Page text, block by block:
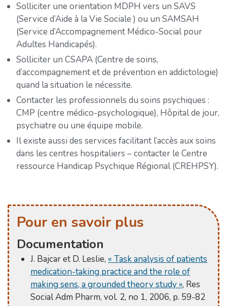
Solliciter une orientation MDPH vers un SAVS
(Service d’Aide à la Vie Sociale ) ou un SAMSAH
(Service d’Accompagnement Médico-Social pour
Adultes Handicapés).
Solliciter un CSAPA (Centre de soins,
d’accompagnement et de prévention en addictologie)
quand la situation le nécessite.
Contacter les professionnels du soins psychiques :
CMP (centre médico-psychologique), Hôpital de jour,
psychiatre ou une équipe mobile.
Il existe aussi des services facilitant l’accès aux soins
dans les centres hospitaliers – contacter le Centre
ressource Handicap Psychique Régional (CREHPSY).
Pour en savoir plus
Documentation
J. Bajcar et D. Leslie, « Task analysis of patients
medication-taking practice and the role of
making sens, a grounded theory study », Res
Social Adm Pharm, vol. 2, no 1, 2006, p. 59-82